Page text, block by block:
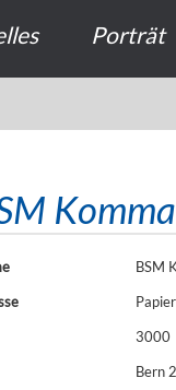
Porträt
BSM
3000
Bern